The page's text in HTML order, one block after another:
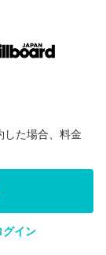
した場合、料金
グイン